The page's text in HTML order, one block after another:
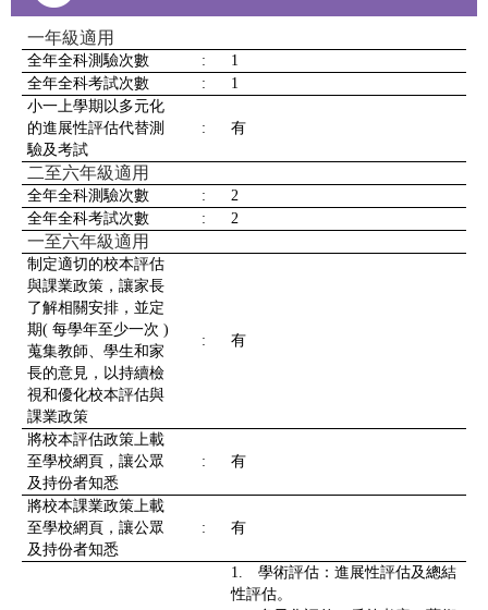
一年級適用
全年全科測驗次數 :
1
全年全科考試次數
:
1
小一上學期以多元化
的進展性評估代替測
驗及考試
: 有
二至六年級適用
全年全科測驗次數 :
2
全年全科考試次數
: 2
一至六年級適用
制定適切的校本評估
與課業政策，讓家長
了解相關安排，並定
期( 每學年至少一次 )
蒐集教師、學生和家
長的意見，以持續檢
視和優化校本評估與
課業政策
: 有
將校本評估政策上載
至學校網頁，讓公眾
及持份者知悉
: 有
將校本課業政策上載
至學校網頁，讓公眾
及持份者知悉
: 有
1. 學術評估：進展性評估及總結
性評估。